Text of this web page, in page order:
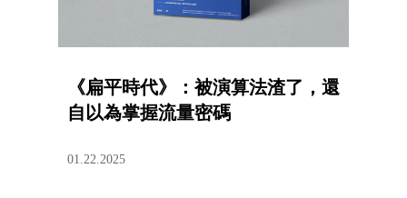
《扁平時代》：被演算法渣了，還
自以為掌握流量密碼
01.22.2025